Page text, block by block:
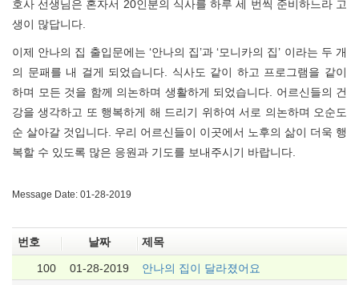
호사 선생님은 혼자서 20인분의 식사를 하루 세 번씩 준비하느라 고
생이 많답니다.
이제 안나의 집 출입문에는 ‘안나의 집’과 ‘모니카의 집’ 이라는 두 개
의 문패를 내 걸게 되었습니다. 식사도 같이 하고 프로그램을 같이
하며 모든 것을 함께 의논하며 생활하게 되었습니다. 어르신들의 건
강을 생각하고 또 행복하게 해 드리기 위하여 서로 의논하며 오순도
순 살아갈 것입니다. 우리 어르신들이 이곳에서 노후의 삶이 더욱 행
복할 수 있도록 많은 응원과 기도를 보내주시기 바랍니다.
Message Date: 01-28-2019
번호 날짜 제목
100 01-28-2019
안나의 집이 달라졌어요